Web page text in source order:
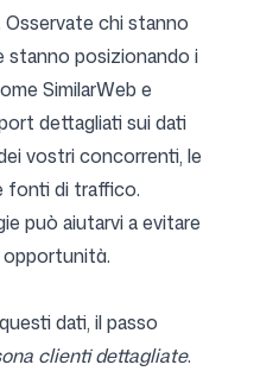
chi stanno
stanno posizionando i
SimilarWeb e
dettagliati sui dati
vostri concorrenti, le
fonti di traffico.
può aiutarvi a evitare
opportunità.
dati, il passo
clienti dettagliate.